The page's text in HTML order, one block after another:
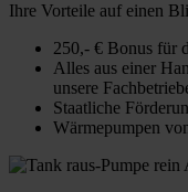
Ihre Vorteile auf einen
250,- € Bonus für
Alles aus einer
unsere
Staatliche
Wärmepumpen